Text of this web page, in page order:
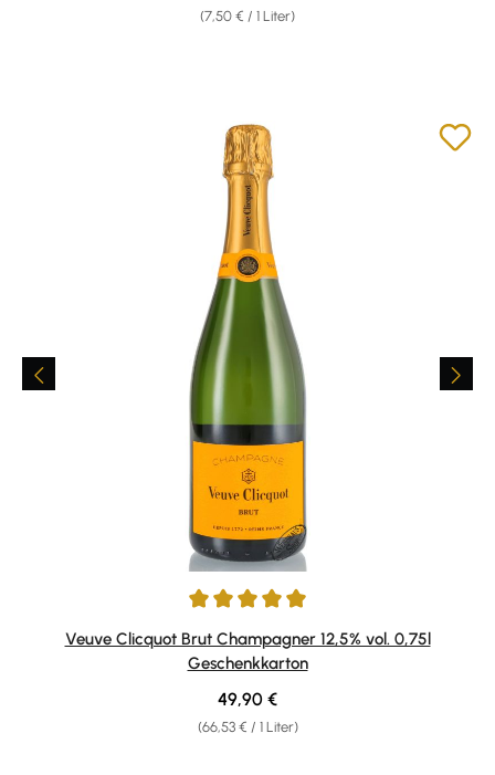
(7,50 € / 1 Liter)
Durchschnittliche Bewertung von 5 von 5 Sternen
Veuve Clicquot Brut Champagner 12,5% vol. 0,75l
Geschenkkarton
(66,53 € / 1 Liter)
Regulärer Preis:
49,90 €